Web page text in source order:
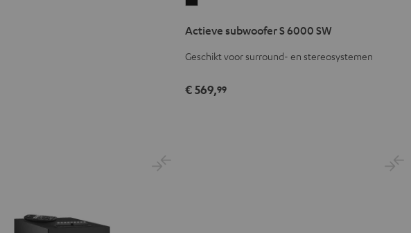
S
6000
Zwart
Actieve subwoofer S 6000 SW
Geschikt voor surround- en stereosystemen
€ 569,99